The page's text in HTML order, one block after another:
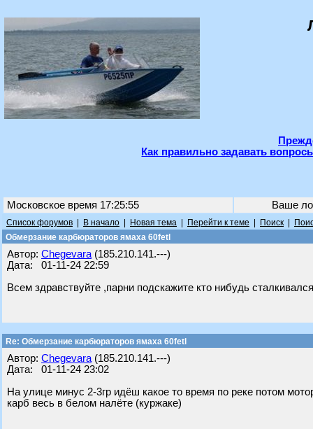
Как правильно задавать
Московское время 17:25:55 Ваше
Список форумов В начало Новая тема Перейти к теме Поиск
Обмерзание карбюраторов ямаха 60fetl
Автор: Chegevara (185.210.141.---)
Дата: 01-11-24 22:59
Всем здравствуйте ,парни подскажите кто нибудь
Re: Обмерзание карбюраторов ямаха 60fetl
Автор: Chegevara (185.210.141.---)
Дата: 01-11-24 23:02
На улице минус 2-3гр идёш какое то время по реке потом
карб весь в белом налёте (куржаке)